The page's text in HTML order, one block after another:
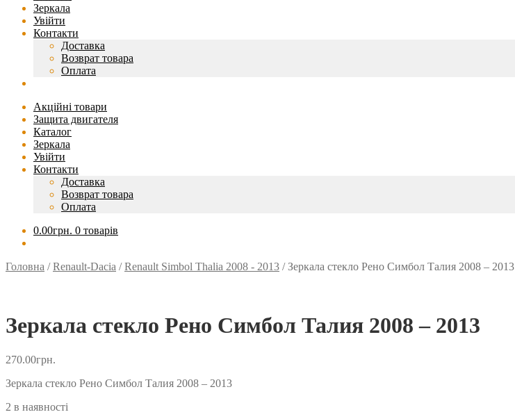
Зеркала
Увійти
Контакти
Доставка
Возврат товара
Оплата
Акційні товари
Защита двигателя
Каталог
Зеркала
Увійти
Контакти
Доставка
Возврат товара
Оплата
0.00грн. 0 товарів
Головна /Renault-Dacia /Renault Simbol Thalia 2008 - 2013 /Зеркала стекло Рено Симбол Талия 2008 – 2013
Зеркала стекло Рено Симбол Талия 2008 – 2013
270.00грн.
Зеркала стекло Рено Симбол Талия 2008 – 2013
2 в наявності